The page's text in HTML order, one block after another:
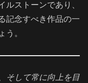
ルストーンであり、
記念すべき作品の一
う。
そして常に向上を目